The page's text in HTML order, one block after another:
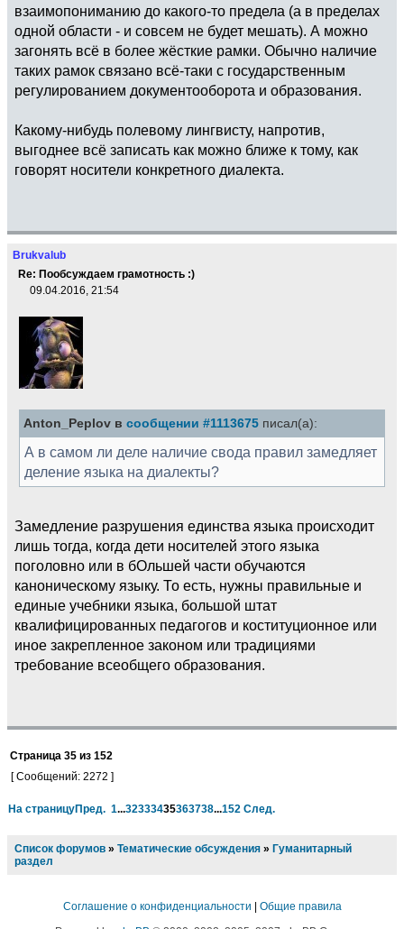
взаимопониманию до какого-то предела (а в пределах
одной области - и совсем не будет мешать). А можно
загонять всё в более жёсткие рамки. Обычно наличие
таких рамок связано всё-таки с государственным
регулированием документооборота и образования.
Какому-нибудь полевому лингвисту, напротив,
выгоднее всё записать как можно ближе к тому, как
говорят носители конкретного диалекта.
Brukvalub
Re: Пообсуждаем грамотность :)
09.04.2016, 21:54
Anton_Peplov в сообщении #1113675 писал(а):
А в самом ли деле наличие свода правил замедляет
деление языка на диалекты?
Замедление разрушения единства языка происходит
лишь тогда, когда дети носителей этого языка
поголовно или в бОльшей части обучаются
каноническому языку. То есть, нужны правильные и
единые учебники языка, большой штат
квалифицированных педагогов и коституционное или
иное закрепленное законом или традициями
требование всеобщего образования.
Страница 35 из 152
[ Сообщений: 2272 ]
На страницуПред. 1...32333435363738...152 След.
Список форумов » Тематические обсуждения » Гуманитарный
раздел
Соглашение о конфиденциальности
Общие правила